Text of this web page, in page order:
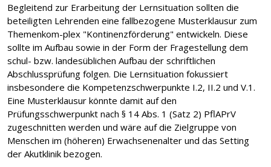
Begleitend zur Erarbeitung der Lernsituation sollten die
beteiligten Lehrenden eine fallbezogene Musterklausur zum
Themenkom-plex "Kontinenzförderung" entwickeln. Diese
sollte im Aufbau sowie in der Form der Fragestellung dem
schul- bzw. landesüblichen Aufbau der schriftlichen
Abschlussprüfung folgen. Die Lernsituation fokussiert
insbesondere die Kompetenzschwerpunkte I.2, II.2 und V.1.
Eine Musterklausur könnte damit auf den
Prüfungsschwerpunkt nach § 14 Abs. 1 (Satz 2) PflAPrV
zugeschnitten werden und wäre auf die Zielgruppe von
Menschen im (höheren) Erwachsenenalter und das Setting
der Akutklinik bezogen.